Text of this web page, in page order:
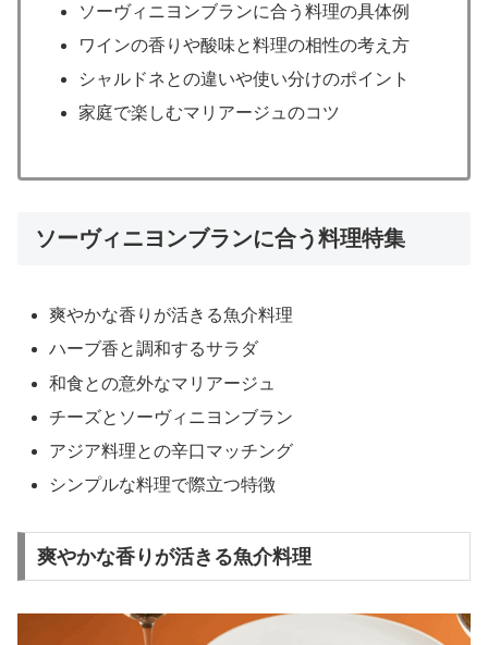
ソーヴィニヨンブランに合う料理の具体例
ワインの香りや酸味と料理の相性の考え方
シャルドネとの違いや使い分けのポイント
家庭で楽しむマリアージュのコツ
ソーヴィニヨンブランに合う料理特集
爽やかな香りが活きる魚介料理
ハーブ香と調和するサラダ
和食との意外なマリアージュ
チーズとソーヴィニヨンブラン
アジア料理との辛口マッチング
シンプルな料理で際立つ特徴
爽やかな香りが活きる魚介料理